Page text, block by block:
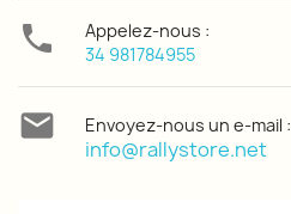

Appelez-nous :
34 981784955
 Envoyez-nous un e-mail :
info@rallystore.net